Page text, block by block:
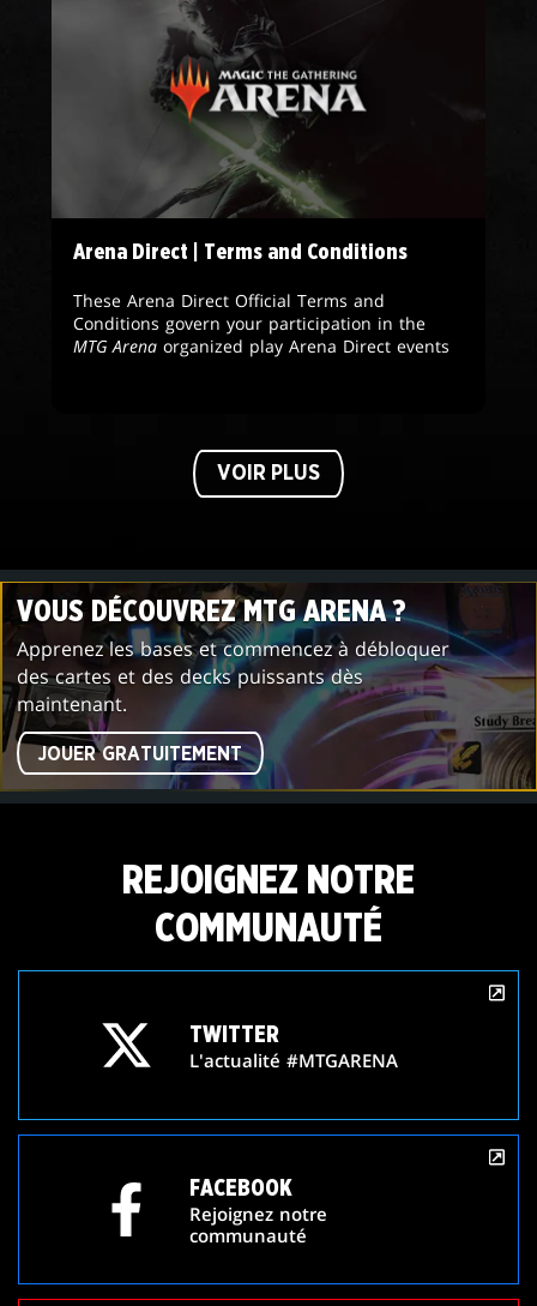
Arena Direct | Terms and Conditions
These Arena Direct Official Terms and
Conditions govern your participation in the
MTG Arena organized play Arena Direct events
VOIR PLUS
VOUS DÉCOUVREZ MTG ARENA ?
Apprenez les bases et commencez à débloquer
des cartes et des decks puissants dès
maintenant.
JOUER GRATUITEMENT
REJOIGNEZ NOTRE
COMMUNAUTÉ
TWITTER
L'actualité #MTGARENA
FACEBOOK
Rejoignez notre
communauté